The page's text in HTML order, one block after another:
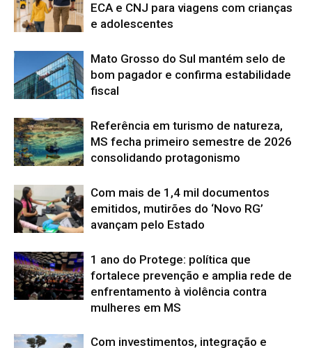
ECA e CNJ para viagens com crianças
e adolescentes
Mato Grosso do Sul mantém selo de
bom pagador e confirma estabilidade
fiscal
Referência em turismo de natureza,
MS fecha primeiro semestre de 2026
consolidando protagonismo
Com mais de 1,4 mil documentos
emitidos, mutirões do ‘Novo RG’
avançam pelo Estado
1 ano do Protege: política que
fortalece prevenção e amplia rede de
enfrentamento à violência contra
mulheres em MS
Com investimentos, integração e